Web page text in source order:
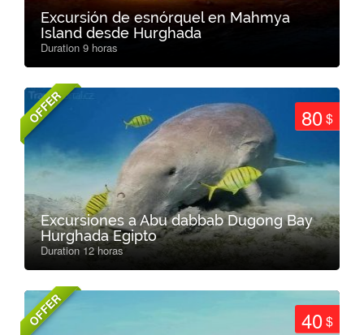
Excursión de esnórquel en Mahmya
Island desde Hurghada
Duration 9 horas
OFFER 80$
Excursiones a Abu dabbab Dugong Bay
Hurghada Egipto
Duration 12 horas
OFFER 40$